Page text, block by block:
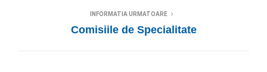
INFORMATIA URMATOARE
Comisiile de Specialitate